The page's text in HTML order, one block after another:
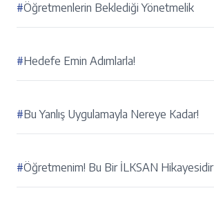
#Öğretmenlerin Beklediği Yönetmelik
#Hedefe Emin Adımlarla!
#Bu Yanlış Uygulamayla Nereye Kadar!
#Öğretmenim! Bu Bir İLKSAN Hikayesidir